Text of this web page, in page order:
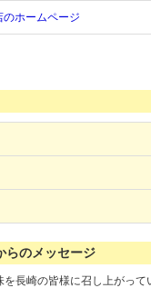
のホームページ
らのメッセージ
を長崎の皆様に召し上がっ